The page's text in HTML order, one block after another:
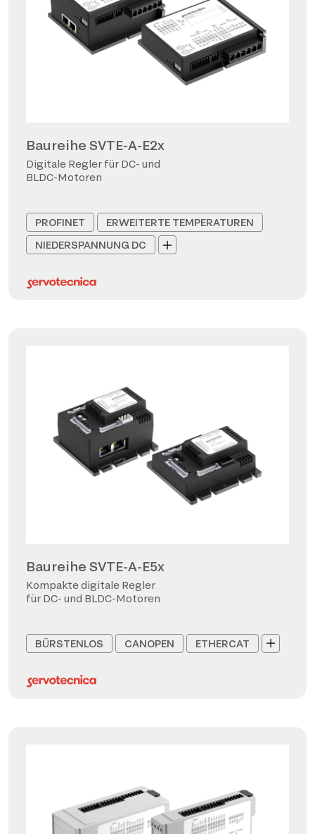
Baureihe SVTE-A-E2x
Digitale Regler für DC- und
BLDC-Motoren
PROFINET
ERWEITERTE TEMPERATUREN
NIEDERSPANNUNG DC
Baureihe SVTE-A-E5x
Kompakte digitale Regler
für DC- und BLDC-Motoren
BÜRSTENLOS CANOPEN ETHERCAT